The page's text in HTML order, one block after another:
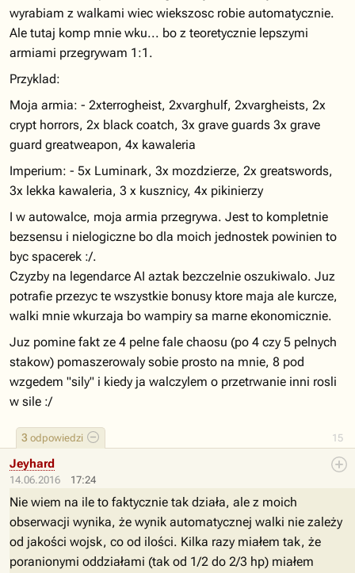
15
3 odpowiedzi
wyrabiam z walkami wiec wiekszosc robie automatycznie.
Ale tutaj komp mnie wku... bo z teoretycznie lepszymi
armiami przegrywam 1:1.
Przyklad:
Moja armia: - 2xterrogheist, 2xvarghulf, 2xvargheists, 2x
crypt horrors, 2x black coatch, 3x grave guards 3x grave
guard greatweapon, 4x kawaleria
Imperium: - 5x Luminark, 3x mozdzierze, 2x greatswords,
3x lekka kawaleria, 3 x kusznicy, 4x pikinierzy
I w autowalce, moja armia przegrywa. Jest to kompletnie
bezsensu i nielogiczne bo dla moich jednostek powinien to
byc spacerek :/.
Czyzby na legendarce AI aztak bezczelnie oszukiwalo. Juz
potrafie przezyc te wszystkie bonusy ktore maja ale kurcze,
walki mnie wkurzaja bo wampiry sa marne ekonomicznie.
Juz pomine fakt ze 4 pelne fale chaosu (po 4 czy 5 pelnych
stakow) pomaszerowaly sobie prosto na mnie, 8 pod
wzgedem "sily" i kiedy ja walczylem o przetrwanie inni rosli
w sile :/
14.06.2016 17:24
Jeyhard
Nie wiem na ile to faktycznie tak działa, ale z moich
obserwacji wynika, że wynik automatycznej walki nie zależy
od jakości wojsk, co od ilości. Kilka razy miałem tak, że
poranionymi oddziałami (tak od 1/2 do 2/3 hp) miałem